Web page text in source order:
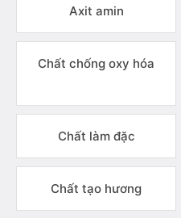
Axit amin
Chất chống oxy hóa
Chất làm đặc
Chất tạo hương